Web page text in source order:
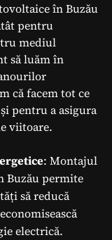
în Buzău
pentru
mediul
să luăm în
că facem tot ce
pentru a asigura
viitoare.
: Montajul
Buzău permite
să reducă
electrică.